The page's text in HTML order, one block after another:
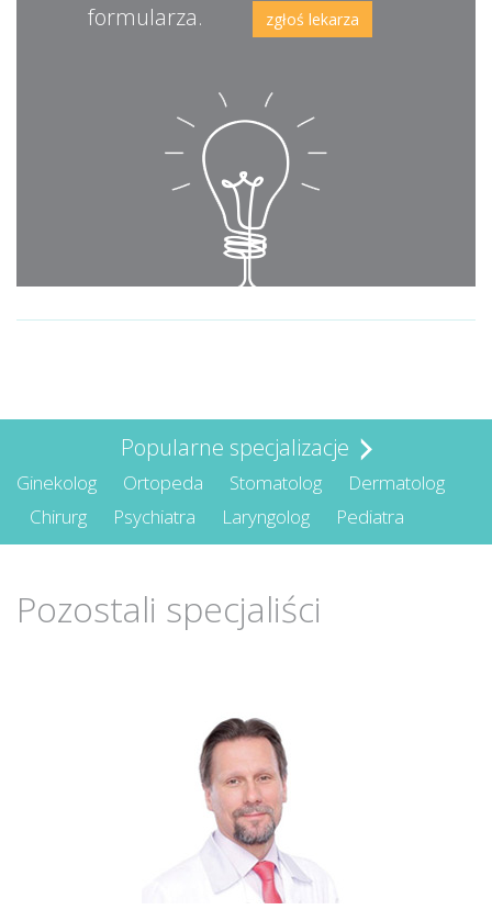
formularza.
zgłoś lekarza
Popularne specjalizacje
Ginekolog Ortopeda Stomatolog
Dermatolog
Chirurg
Psychiatra Laryngolog Pediatra
Pozostali specjaliści